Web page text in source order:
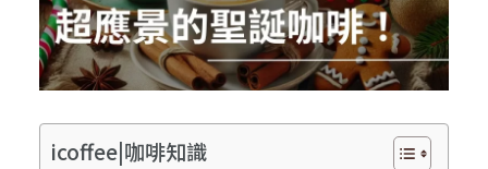
icoffee|咖啡知識